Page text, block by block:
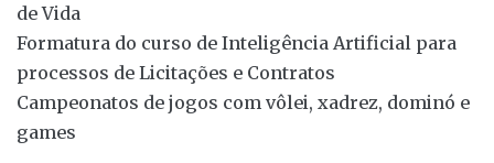
de Vida
Formatura do curso de Inteligência Artificial para
processos de Licitações e Contratos
Campeonatos de jogos com vôlei, xadrez, dominó e
games